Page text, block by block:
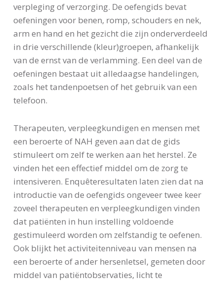
verpleging of verzorging. De oefengids bevat
oefeningen voor benen, romp, schouders en nek,
arm en hand en het gezicht die zijn onderverdeeld
in drie verschillende (kleur)groepen, afhankelijk
van de ernst van de verlamming. Een deel van de
oefeningen bestaat uit alledaagse handelingen,
zoals het tandenpoetsen of het gebruik van een
telefoon.
Therapeuten, verpleegkundigen en mensen met
een beroerte of NAH geven aan dat de gids
stimuleert om zelf te werken aan het herstel. Ze
vinden het een effectief middel om de zorg te
intensiveren. Enquêteresultaten laten zien dat na
introductie van de oefengids ongeveer twee keer
zoveel therapeuten en verpleegkundigen vinden
dat patiënten in hun instelling voldoende
gestimuleerd worden om zelfstandig te oefenen.
Ook blijkt het activiteitenniveau van mensen na
een beroerte of ander hersenletsel, gemeten door
middel van patiëntobservaties, licht te